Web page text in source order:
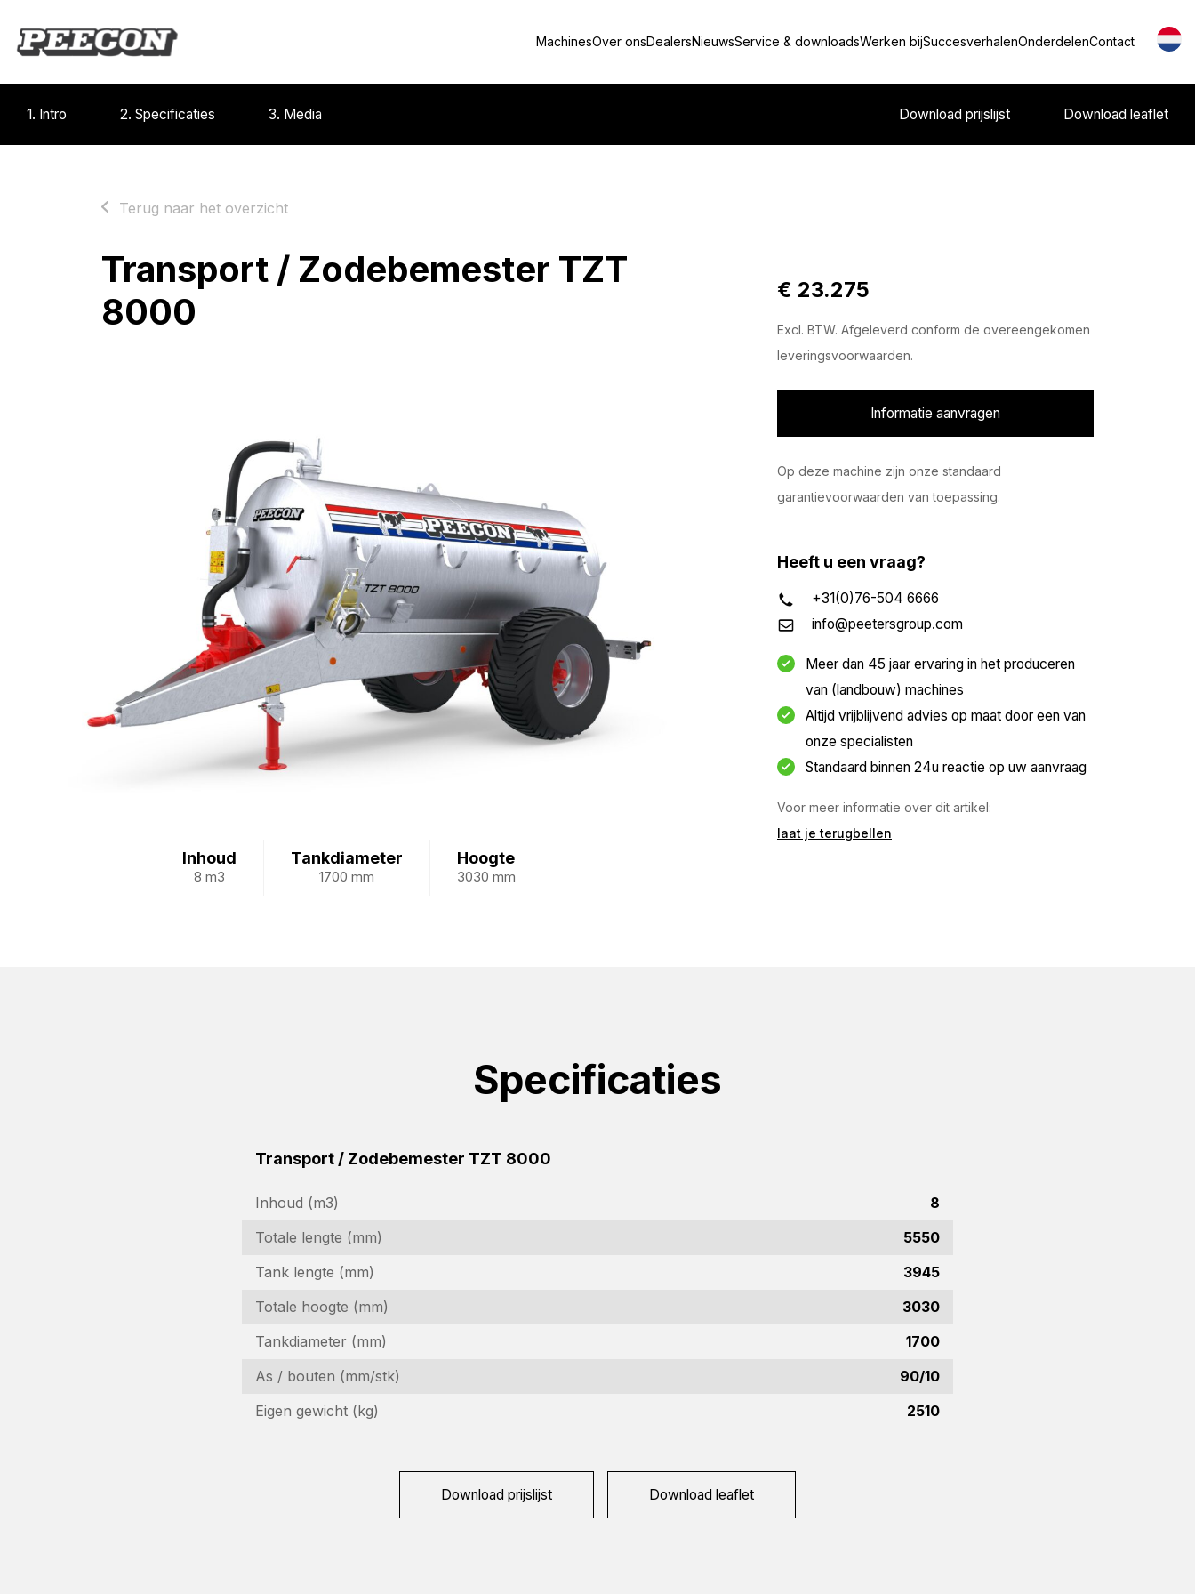
MachinesOver onsDealersNieuwsService & downloadsWerken bijSuccesverhalenOnderdelenContact
1. Intro 2. Specificaties 3. Media Download prijslijst Download leaflet
Terug naar het overzicht
Transport / Zodebemester TZT
8000
Inhoud
8 m3
Tankdiameter
1700 mm
Hoogte
3030 mm
€ 23.275
Excl. BTW. Afgeleverd conform de overeengekomen
leveringsvoorwaarden.
Informatie aanvragen
Op deze machine zijn onze standaard
garantievoorwaarden van toepassing.
Heeft u een vraag?
+31(0)76-504 6666
info@peetersgroup.com
Meer dan 45 jaar ervaring in het produceren
van (landbouw) machines
Altijd vrijblijvend advies op maat door een van
onze specialisten
Standaard binnen 24u reactie op uw aanvraag
Voor meer informatie over dit artikel:
laat je terugbellen
Specificaties
Transport / Zodebemester TZT 8000
Inhoud (m3)
8
Totale lengte (mm)
5550
Tank lengte (mm)
3945
Totale hoogte (mm)
3030
Tankdiameter (mm)
1700
As / bouten (mm/stk)
90/10
Eigen gewicht (kg)
2510
Download prijslijst Download leaflet
Informatie aanvragen
(Vereist)
Bedrijfsnaam